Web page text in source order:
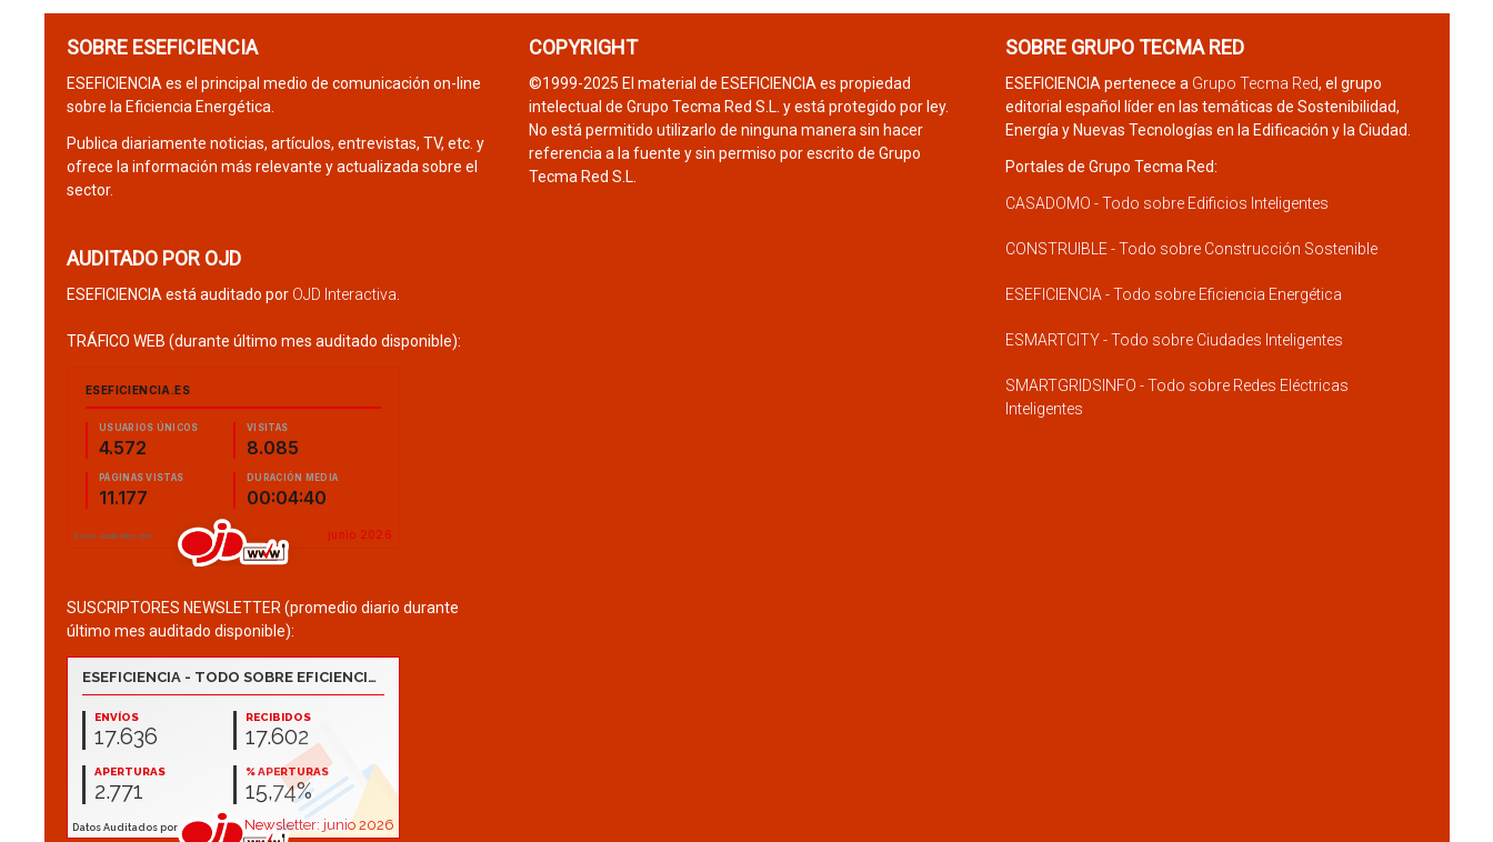
SOBRE ESEFICIENCIA
ESEFICIENCIA es el principal medio de comunicación on-line
sobre la Eficiencia Energética.
Publica diariamente noticias, artículos, entrevistas, TV, etc. y
ofrece la información más relevante y actualizada sobre el
sector.
AUDITADO POR OJD
ESEFICIENCIA está auditado por OJD Interactiva
TRÁFICO WEB (durante último mes auditado disponible):
SUSCRIPTORES NEWSLETTER (promedio diario durante
último mes auditado disponible):
COPYRIGHT
©1999-2025 El material de ESEFICIENCIA es propiedad
intelectual de Grupo Tecma Red S.L. y está protegido por ley.
No está permitido utilizarlo de ninguna manera sin hacer
referencia a la fuente y sin permiso por escrito de Grupo
Tecma Red S.L.
SOBRE GRUPO TECMA RED
ESEFICIENCIA pertenece a Grupo Tecma Red, el grupo
editorial español líder en las temáticas de Sostenibilidad,
Energía y Nuevas Tecnologías en la Edificación y la Ciudad.
Portales de Grupo Tecma Red:
CASADOMO - Todo sobre Edificios Inteligentes
CONSTRUIBLE - Todo sobre Construcción Sostenible
ESEFICIENCIA - Todo sobre Eficiencia Energética
ESMARTCITY - Todo sobre Ciudades Inteligentes
SMARTGRIDSINFO - Todo sobre Redes Eléctricas
Inteligentes